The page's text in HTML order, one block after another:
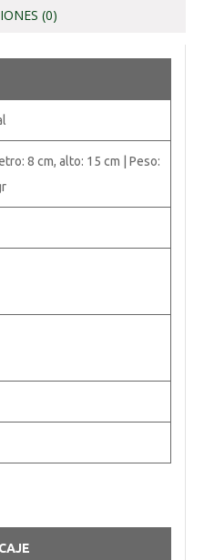
(0)
8 cm, alto: 15 cm | Peso: